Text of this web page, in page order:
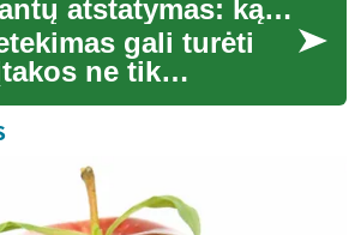
ar norite fin...
Pilnas dantų atstatymas: ką reikia žinoti?
gali turėti
ne tik
funkcijai, bet ir
ertmės
estetik...